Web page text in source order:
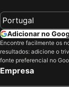
Adicionar no
Encontre facilmente os
resultados: adicione o
fonte preferencial no
Empresa